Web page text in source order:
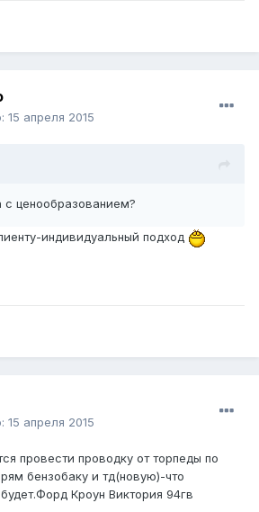
15 апреля 2015
с ценообразованием?
индивидуальный подход
15 апреля 2015
провести проводку от торпеды по
бензобаку и тд(новую)-что
Кроун Виктория 94гв